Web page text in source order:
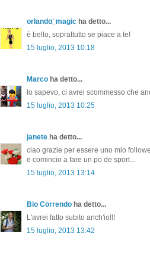
orlando ҉ magic ha detto...
è bello, soprattutto se piace a te!
15 luglio, 2013 10:18
Marco ha detto...
lo sapevo, ci avrei scommesso che
15 luglio, 2013 10:25
janete ha detto...
ciao grazie per essere uno mio
e comincio a fare un po de sport...
15 luglio, 2013 13:14
Bio Correndo ha detto...
L'avrei fatto subito anch'io!!!
15 luglio, 2013 13:42